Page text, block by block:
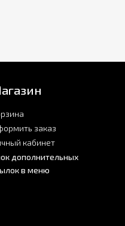
заказ
кабинет
дополнительных
в меню